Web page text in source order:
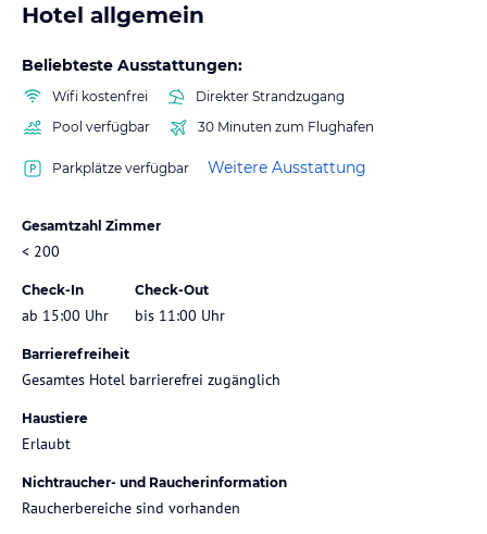
Hotel allgemein
Beliebteste Ausstattungen:
Wifi kostenfrei
Direkter Strandzugang
Pool verfügbar
30 Minuten zum Flughafen
Parkplätze verfügbar Weitere Ausstattung
Gesamtzahl Zimmer
< 200
Check-In
ab 15:00 Uhr
Check-Out
bis 11:00 Uhr
Barrierefreiheit
Gesamtes Hotel barrierefrei zugänglich
Haustiere
Erlaubt
Nichtraucher- und Raucherinformation
Raucherbereiche sind vorhanden